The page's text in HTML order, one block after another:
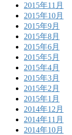
2015年11月
2015年10月
2015年9月
2015年8月
2015年6月
2015年5月
2015年4月
2015年3月
2015年2月
2015年1月
2014年12月
2014年11月
2014年10月